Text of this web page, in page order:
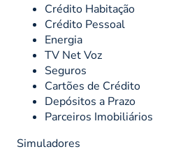
Crédito Habitação
Crédito Pessoal
Energia
TV Net Voz
Seguros
Cartões de Crédito
Depósitos a Prazo
Parceiros Imobiliários
Simuladores